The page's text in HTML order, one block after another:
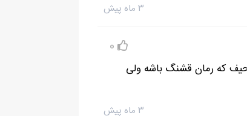
۳ ماه پیش
0
که رمان قشنگ باشه ولی
۳ ماه پیش